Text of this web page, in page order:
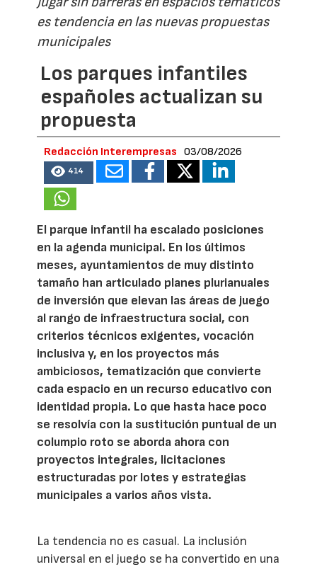
es tendencia en las nuevas propuestas
municipales
Los parques infantiles
españoles actualizan su
propuesta
Redacción Interempresas 03/08/2026
414
El parque infantil ha escalado posiciones
en la agenda municipal. En los últimos
meses, ayuntamientos de muy distinto
tamaño han articulado planes plurianuales
de inversión que elevan las áreas de juego
al rango de infraestructura social, con
criterios técnicos exigentes, vocación
inclusiva y, en los proyectos más
ambiciosos, tematización que convierte
cada espacio en un recurso educativo con
identidad propia. Lo que hasta hace poco
se resolvía con la sustitución puntual de un
columpio roto se aborda ahora con
proyectos integrales, licitaciones
estructuradas por lotes y estrategias
municipales a varios años vista.
La tendencia no es casual. La inclusión
universal en el juego se ha convertido en una